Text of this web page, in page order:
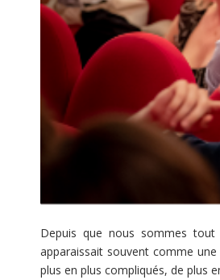
Depuis que nous sommes
apparaissait souvent comme
plus en plus compliqués, de plus